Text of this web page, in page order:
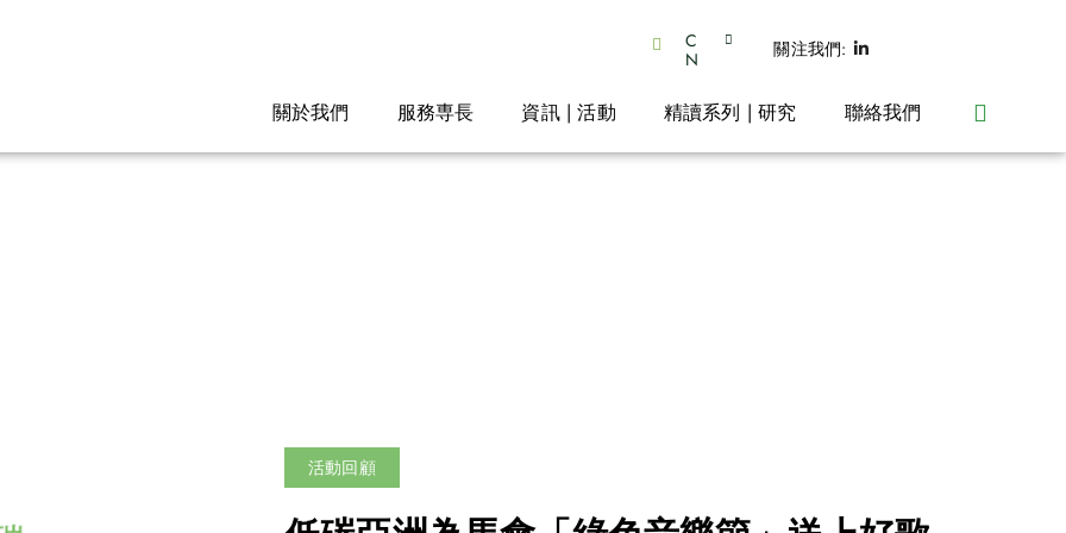
C
N 關注我們:
關於我們 服務専長 資訊 | 活動 精讀系列 | 研究 聯絡我們
活動回顧